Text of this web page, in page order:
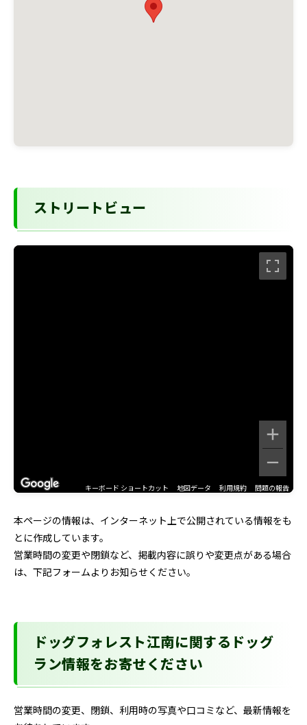
ストリートビュー
キーボード ショートカット 地図データ 利用規約 問題の報告
本ページの情報は、インターネット上で公開されている情報をも
とに作成しています。
営業時間の変更や閉鎖など、掲載内容に誤りや変更点がある場合
は、下記フォームよりお知らせください。
ドッグフォレスト江南に関するドッグ
ラン情報をお寄せください
営業時間の変更、閉鎖、利用時の写真や口コミなど、最新情報を